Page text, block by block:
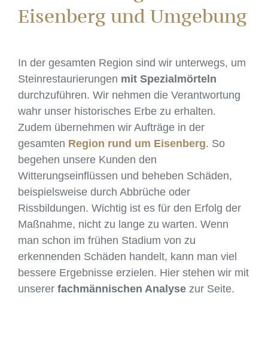
Eisenberg und Umgebung
In der gesamten Region sind wir unterwegs, um
Steinrestaurierungen mit Spezialmörteln
durchzuführen. Wir nehmen die Verantwortung
wahr unser historisches Erbe zu erhalten.
Zudem übernehmen wir Aufträge in der
gesamten Region rund um Eisenberg. So​
begehen unsere Kunden den
Witterungseinflüssen und beheben Schäden,
beispielsweise durch Abbrüche oder
Rissbildungen. Wichtig ist es für den Erfolg der
Maßnahme, nicht zu lange zu warten. Wenn
man schon im frühen Stadium von zu
erkennenden Schäden handelt, kann man viel
bessere Ergebnisse erzielen. Hier stehen wir mit
unserer fachmännischen Analysezur Seite.